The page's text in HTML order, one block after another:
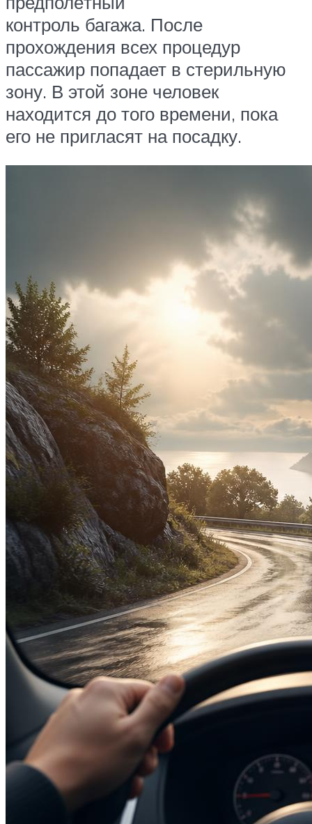
контроль багажа. После
прохождения всех процедур
пассажир попадает в стерильную
зону. В этой зоне человек
находится до того времени, пока
его не пригласят на посадку.